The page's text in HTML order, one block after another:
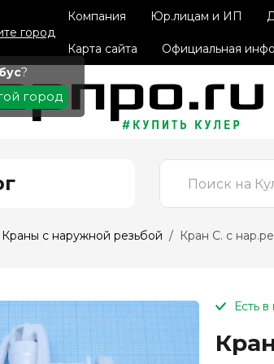
город
?
город
Компания Юр.лицам и ИП
Карта сайта Официальная
Краны с наружной резьбой /  Кран С. с
Есть